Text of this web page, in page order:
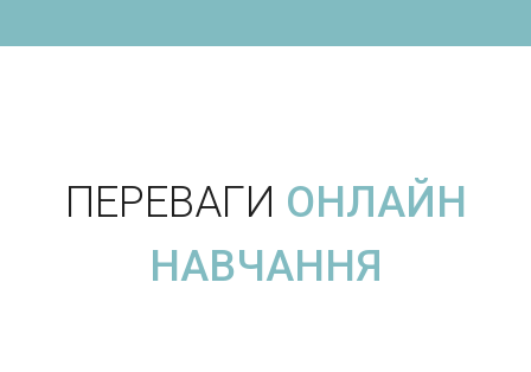
ПЕРЕВАГИ ОНЛАЙН
НАВЧАННЯ